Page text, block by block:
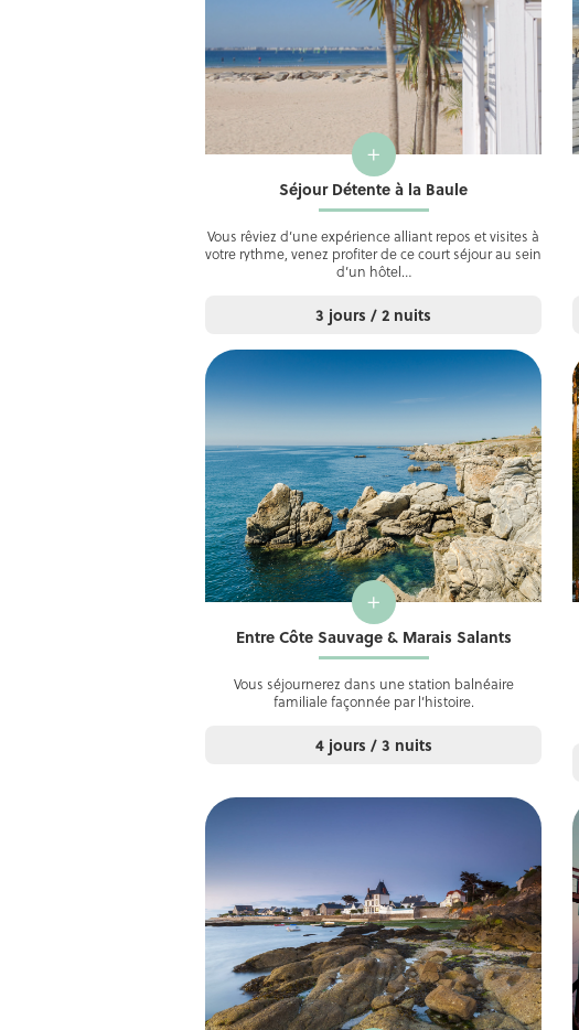
+
Séjour Détente à la Baule
Vous rêviez d’une expérience alliant repos et visites à
votre rythme, venez profiter de ce court séjour au sein
d’un hôtel…
3 jours / 2 nuits
+
Entre Côte Sauvage & Marais Salants
Vous séjournerez dans une station balnéaire
familiale façonnée par l’histoire.
4 jours / 3 nuits